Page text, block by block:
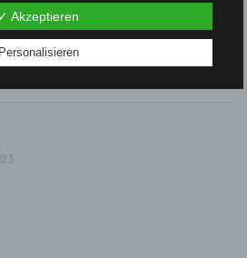
Maßnahmen unterliegen, die
die personenbezogenen Daten
oder identifizierbaren
zugewiesen werden.
die natürliche oder juristische
Einrichtung oder andere Stelle, die
mit anderen über die Zwecke
von personenbezogenen
vorgegeben, so kann der
✓ Akzeptieren
Personalisieren